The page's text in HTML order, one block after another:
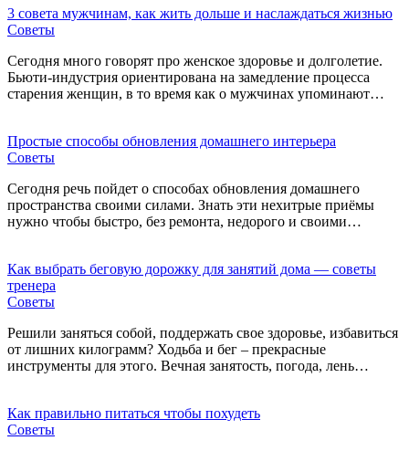
3 совета мужчинам, как жить дольше и наслаждаться жизнью
Советы
Сегодня много говорят про женское здоровье и долголетие.
Бьюти-индустрия ориентирована на замедление процесса
старения женщин, в то время как о мужчинах упоминают…
Простые способы обновления домашнего интерьера
Советы
Сегодня речь пойдет о способах обновления домашнего
пространства своими силами. Знать эти нехитрые приёмы
нужно чтобы быстро, без ремонта, недорого и своими…
Как выбрать беговую дорожку для занятий дома — советы
тренера
Советы
Решили заняться собой, поддержать свое здоровье, избавиться
от лишних килограмм? Ходьба и бег – прекрасные
инструменты для этого. Вечная занятость, погода, лень…
Как правильно питаться чтобы похудеть
Советы